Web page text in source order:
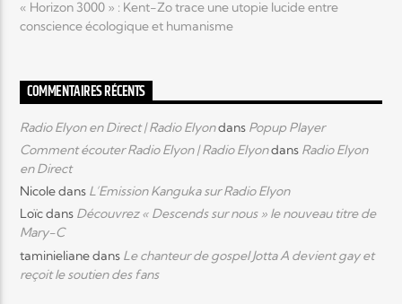
Elyon Hits
« Horizon 3000 » : Kent-Zo trace une utopie lucide entre
conscience écologique et humanisme
COMMENTAIRES RÉCENTS
Radio Elyon en Direct | Radio Elyondans Popup Player
Comment écouter Radio Elyon | Radio Elyondans Radio Elyon
en Direct
Nicoledans L’Emission Kanguka sur Radio Elyon
Loïcdans Découvrez « Descends sur nous » le nouveau titre de
Mary-C
taminielianedans Le chanteur de gospel Jotta A devient gay et
reçoit le soutien des fans